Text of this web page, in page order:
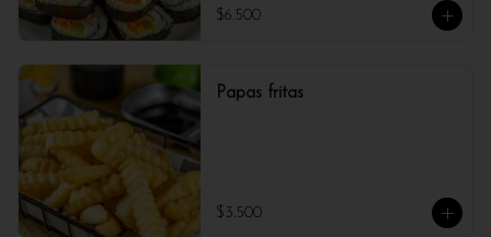
momento del día.
$6.500
Papas fritas
$3.500